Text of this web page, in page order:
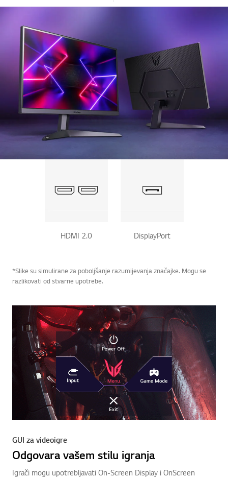
HDMI 2.0 DisplayPort
*Slike su simulirane za poboljšanje razumijevanja značajke. Mogu se
razlikovati od stvarne upotrebe.
GUI za videoigre
Odgovara vašem stilu igranja
Igrači mogu upotrebljavati On-Screen Display i OnScreen